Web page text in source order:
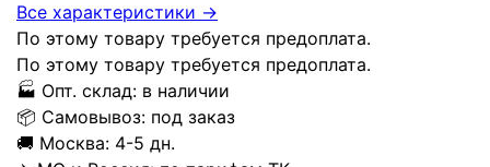
Все характеристики →
По этому товару требуется предоплата.
По этому товару требуется предоплата.
🏭 Опт. склад: в наличии
📦 Самовывоз: под заказ
🚚 Москва: 4-5 дн.